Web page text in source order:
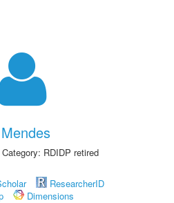
RDIDP retired
ResearcherID
Dimensions